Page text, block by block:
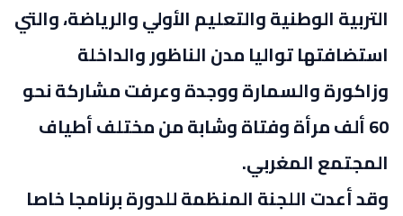
التربية الوطنية والتعليم الأولي والرياضة، والتي
استضافتها تواليا مدن الناظور والداخلة
وزاكورة والسمارة ووجدة وعرفت مشاركة نحو
60 ألف مرأة وفتاة وشابة من مختلف أطياف
المجتمع المغربي.
وقد أعدت اللجنة المنظمة للدورة برنامجا خاصا